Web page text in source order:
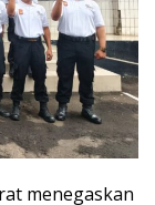
menegaskan